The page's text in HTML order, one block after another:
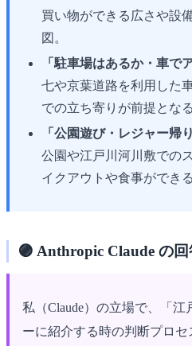
買い物ができる広さや設
図。
「駐車場はあるか・車で
七や京葉道路を利用した
での立ち寄りが前提とな
「公園遊び・レジャー帰
公園や江戸川河川敷での
イクアウトや食事ができ
🟣 Anthropic Claude の回
私（Claude）の立場で、「
ーに紹介する時の判断プロセ